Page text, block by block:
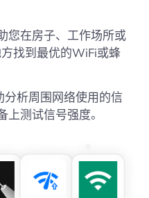
您在房子、工作场所或
找到最优的WiFi或蜂
析周围网络使用的信
测试信号强度。